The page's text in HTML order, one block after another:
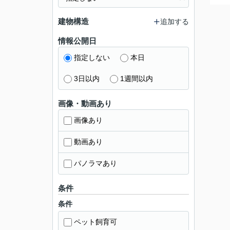
建物構造 追加する
情報公開日
指定しない 本日
3日以内 1週間以内
画像・動画あり
画像あり
動画あり
パノラマあり
条件
条件
ペット飼育可